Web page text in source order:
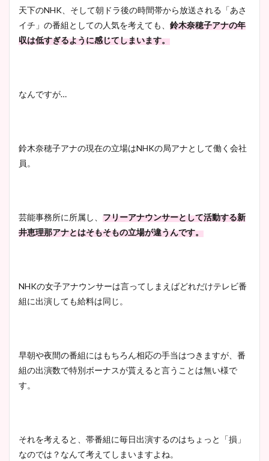
天下のNHK 、そして朝ドラ後の時間帯から放送される「あさ
イチ」の番組としての人気を考えても、 鈴木奈穂子アナの年
収は低すぎるように感じてしまいます。
なんですが…
鈴木奈穂子アナの現在の立場はNHKの局アナとして働く会社
員。
芸能事務所に所属し、 フリーアナウンサーとして活動する新
井恵理那アナとはそもそもの立場が違うんです。
NHKの女子アナウンサーは言ってしまえばどれだけテレビ番
組に出演しても給料は同じ。
早朝や夜間の番組にはもちろん相応の手当はつきますが、番
組の出演数で特別ボーナスが貰えると言うことは無い様で
す。
それを考えると、帯番組に毎日出演するのはちょっと「損」
なのでは？ なんて考えてしまいますよね。